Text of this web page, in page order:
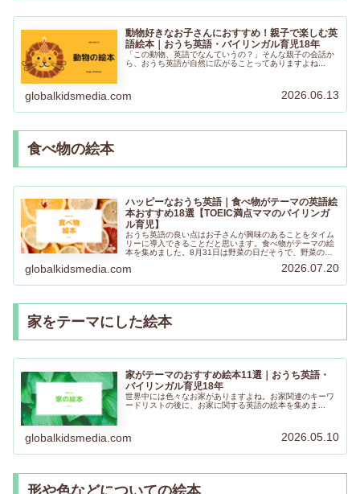
動物好きなお子さんにおすすめ！親子で楽しむ英
語絵本｜おうち英語・バイリンガル育児18年
「この動物、英語でなんていうの？」そんな親子の会話か
ら、おうち英語が自然に広がることってありますよね...
globalkidsmedia.com 2026.06.13
食べ物の絵本
ハッピーなおうち英語｜食べ物がテーマの英語絵
本おすすめ18選【TOEIC満点ママのバイリンガ
ル育児】
おうち英語の良い点はお子さんが興味のあることをタイム
リーに導入できることだと思います。食べ物がテーマの絵
本を集めました。8月31日は野菜の日だそうで、野菜の日
が気に入る絵本が見つかりますように！
globalkidsmedia.com 2026.07.20
家をテーマにした絵本
家がテーマのおすすめ絵本11選｜おうち英語・
バイリンガル育児18年
世界中には色々なお家がありますよね。お家関連のキーワ
ードリストの後に、お家に関する英語の絵本を集めま...
globalkidsmedia.com 2026.05.10